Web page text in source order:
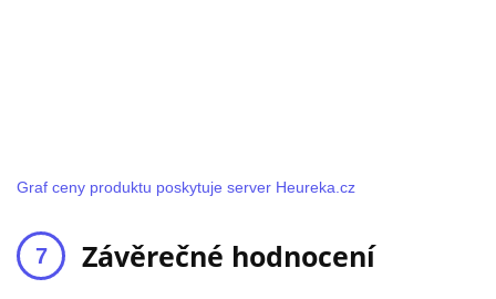
Graf ceny produktu poskytuje server Heureka.cz
Závěrečné hodnocení